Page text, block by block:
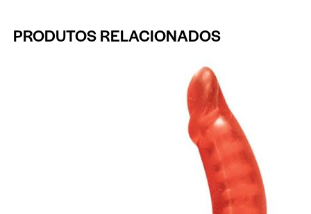
PRODUTOS RELACIONADOS